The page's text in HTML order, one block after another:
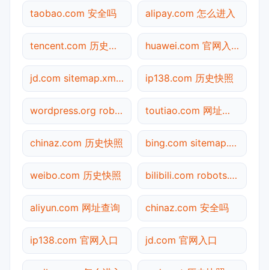
taobao.com 安全吗 alipay.com 怎么进入
tencent.com 历史快照 huawei.com 官网入口
jd.com sitemap.xml检测 ip138.com 历史快照
wordpress.org robots.txt检测 toutiao.com 网址查询
chinaz.com 历史快照 bing.com sitemap.xml检测
weibo.com 历史快照 bilibili.com robots.txt检测
aliyun.com 网址查询 chinaz.com 安全吗
ip138.com 官网入口 jd.com 官网入口